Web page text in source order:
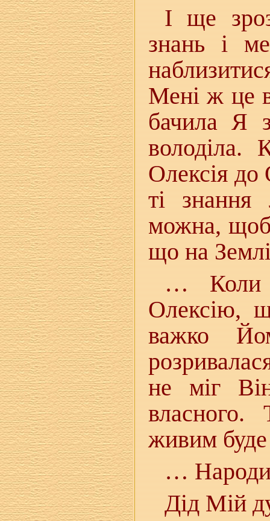
І ще
знань і
Мені ж це
бачила Я
володіла.
Олексія до
ті
можна, щоб
що на
… Коли
Олексію,
важко
не міг
живим
…
Дід Мій